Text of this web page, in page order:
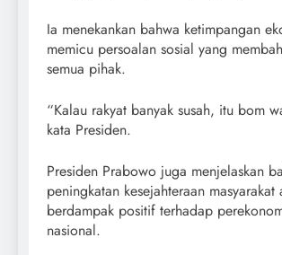
Ia menekankan bahwa ketimpangan
memicu persoalan sosial yang
semua pihak.
“Kalau rakyat banyak susah, itu bom
kata Presiden.
Presiden Prabowo juga menjelaskan
peningkatan kesejahteraan masyarakat
berdampak positif terhadap
nasional.